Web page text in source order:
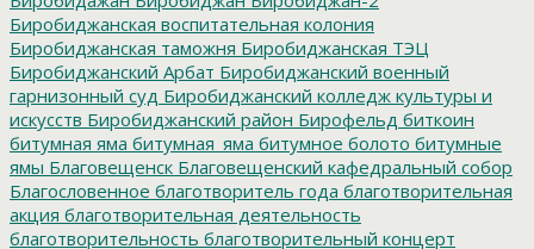
Биробиджанская воспитательная колония
Биробиджанская таможня Биробиджанская ТЭЦ
Биробиджанский Арбат Биробиджанский военный
гарнизонный суд Биробиджанский колледж культуры и
искусств Биробиджанский район Бирофельд биткоин
битумная яма битумная_яма битумное болото битумные
ямы Благовещенск Благовещенский кафедральный собор
Благословенное благотворитель года благотворительная
акция благотворительная деятельность
благотворительность благотворительный концерт